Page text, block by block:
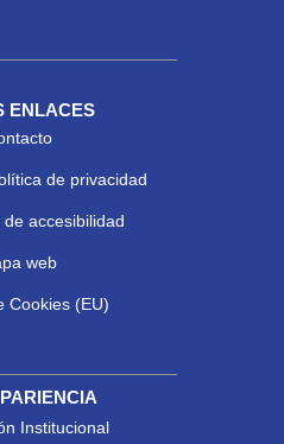
ENLACES
de privacidad
accesibilidad
web
Cookies (EU)
Institucional